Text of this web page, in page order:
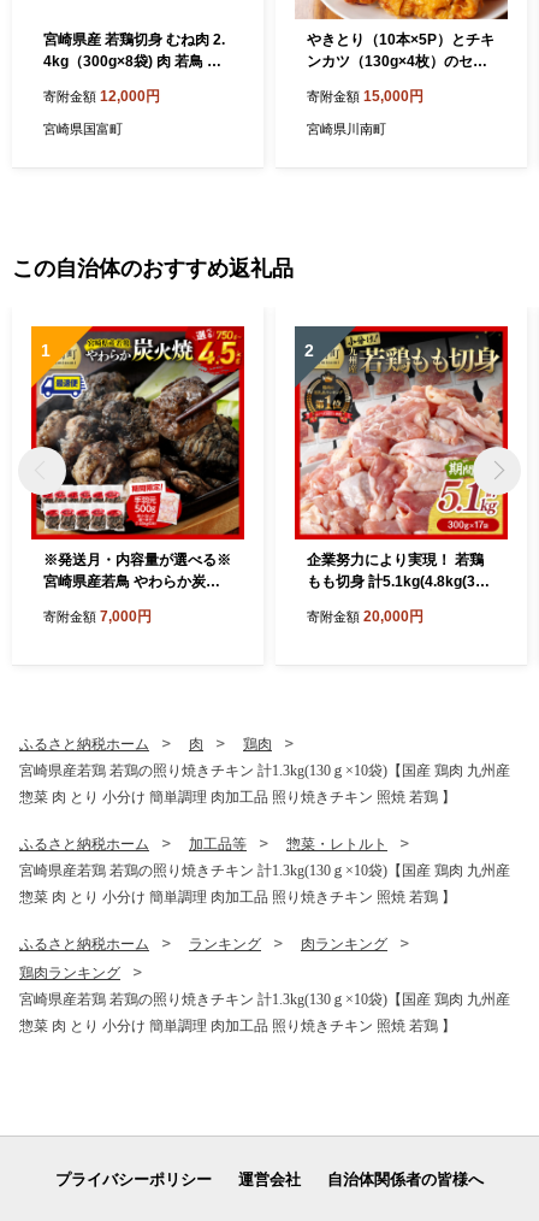
宮崎県産 若鶏切身 むね肉 2.
4kg（300g×8袋) 肉 若鳥 鶏
唐揚げ 照り焼き 低カロリー
宮崎県産 宮崎産
寄附金額 12,000円
宮崎県国富町
やきとり（10本×5P）とチキ
ンカツ（130g×4枚）のセッ
焼き鳥 】 宮崎県川南町
寄附金額 15,000円
宮崎県川南町
この自治体のおすすめ返礼品
1
※発送月・内容量が選べる※
宮崎県産若鳥 やわらか炭火
み手羽元500gあり・なしが
寄附金額 7,000円
2
企業努力により実現！ 若鶏
もも切身 計5.1kg(4.8kg(300
産 鶏肉 肉 とり もも肉 モモ
寄附金額 20,000円
ふるさと納税ホーム 肉
鶏肉
宮崎県産若鶏 若鶏の照り焼きチキン 計1.3kg(130ｇ×10袋)【国産 鶏肉 九州産
惣菜 肉 とり 小分け 簡単調理 肉加工品 照り焼きチキン 照焼 若鶏 】
ふるさと納税ホーム 加工品等
惣菜・レトルト
宮崎県産若鶏 若鶏の照り焼きチキン 計1.3kg(130ｇ×10袋)【国産 鶏肉 九州産
惣菜 肉 とり 小分け 簡単調理 肉加工品 照り焼きチキン 照焼 若鶏 】
ふるさと納税ホーム ランキング
肉ランキング
鶏肉ランキング
宮崎県産若鶏 若鶏の照り焼きチキン 計1.3kg(130ｇ×10袋)【国産 鶏肉 九州産
惣菜 肉 とり 小分け 簡単調理 肉加工品 照り焼きチキン 照焼 若鶏 】
プライバシーポリシー 運営会社 自治体関係者の皆様へ